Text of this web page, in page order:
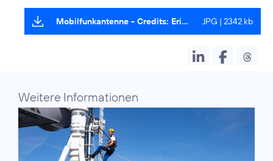
Mobilfunkantenne - Credits: Eric Löffelman JPG | 2342 kb
Weitere Informationen